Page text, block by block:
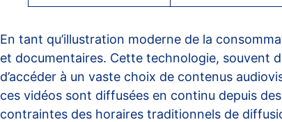
En tant qu’illustration moderne de la
et documentaires. Cette technologie, souvent
d’accéder à un vaste choix de contenus
ces vidéos sont diffusées en continu depuis
contraintes des horaires traditionnels de